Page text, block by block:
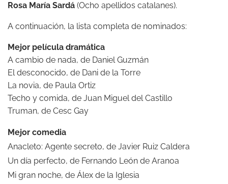
Rosa María Sardá (Ocho apellidos catalanes).
A continuación, la lista completa de nominados:
Mejor película dramática
A cambio de nada, de Daniel Guzmán
El desconocido, de Dani de la Torre
La novia, de Paula Ortiz
Techo y comida, de Juan Miguel del Castillo
Truman, de Cesc Gay
Mejor comedia
Anacleto: Agente secreto, de Javier Ruiz Caldera
Un día perfecto, de Fernando León de Aranoa
Mi gran noche, de Álex de la Iglesia